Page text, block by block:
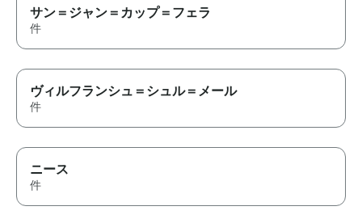
サン＝ジャン＝カップ＝フェラ
件
ヴィルフランシュ＝シュル＝メール
件
ニース
件